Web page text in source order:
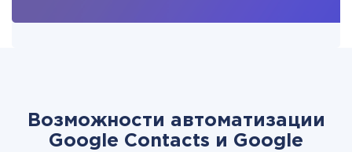
Возможности автоматизации
Google Contacts и Google